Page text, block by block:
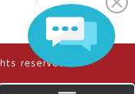
reserved.